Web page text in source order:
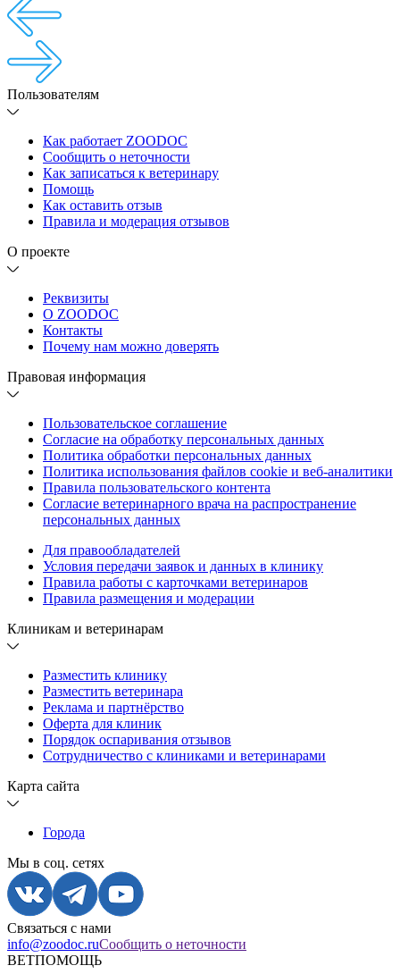
Пользователям
Как работает ZOODOC
Сообщить о неточности
Как записаться к ветеринару
Помощь
Как оставить отзыв
Правила и модерация отзывов
О проекте
Реквизиты
О ZOODOC
Контакты
Почему нам можно доверять
Правовая информация
Пользовательское соглашение
Согласие на обработку персональных данных
Политика обработки персональных данных
Политика использования файлов cookie и веб-аналитики
Правила пользовательского контента
Согласие ветеринарного врача на распространение
персональных данных
Для правообладателей
Условия передачи заявок и данных в клинику
Правила работы с карточками ветеринаров
Правила размещения и модерации
Клиникам и ветеринарам
Разместить клинику
Разместить ветеринара
Реклама и партнёрство
Оферта для клиник
Порядок оспаривания отзывов
Сотрудничество с клиниками и ветеринарами
Карта сайта
Города
Мы в соц. сетях
Связаться с нами
info@zoodoc.ruСообщить о неточности
ВЕТПОМОЩЬ